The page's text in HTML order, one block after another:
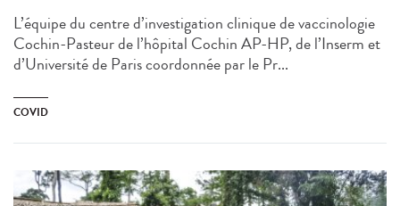
L’équipe du centre d’investigation clinique de vaccinologie
Cochin-Pasteur de l’hôpital Cochin AP-HP, de l’Inserm et
d’Université de Paris coordonnée par le Pr...
COVID